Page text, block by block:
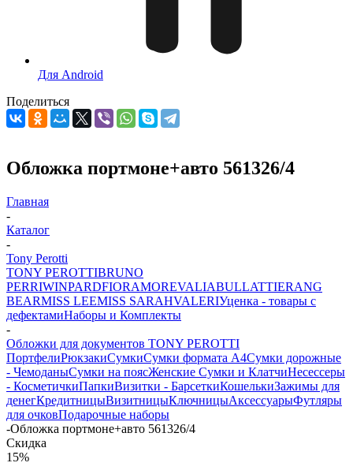
Для Android
Поделиться
Обложка портмоне+авто 561326/4
Главная
-
Каталог
-
Tony Perotti
TONY PEROTTIBRUNO
PERRIWINPARDFIORAMOREVALIABULLATTIERANG
BEARMISS LEEMISS SARAHVALERIУценка - товары с
дефектамиНаборы и Комплекты
-
Обложки для документов TONY PEROTTI
ПортфелиРюкзакиСумкиСумки формата А4Сумки дорожные
- ЧемоданыСумки на поясЖенские Сумки и КлатчиНесессеры
- КосметичкиПапкиВизитки - БарсеткиКошелькиЗажимы для
денегКредитницыВизитницыКлючницыАксессуарыФутляры
для очковПодарочные наборы
-Обложка портмоне+авто 561326/4
Скидка
15%